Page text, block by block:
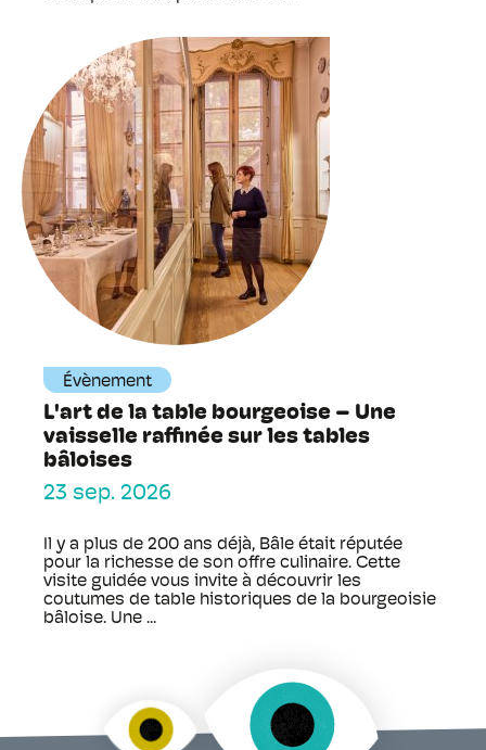
Évènement
L'art de la table bourgeoise – Une
vaisselle raffinée sur les tables
bâloises
23 sep. 2026
Il y a plus de 200 ans déjà, Bâle était réputée
pour la richesse de son offre culinaire. Cette
visite guidée vous invite à découvrir les
coutumes de table historiques de la bourgeoisie
bâloise. Une ...